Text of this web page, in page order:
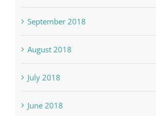
September 2018
August 2018
July 2018
June 2018